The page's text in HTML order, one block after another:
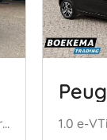
1.5 DCI 75 Comfort Airco Cruise PDC